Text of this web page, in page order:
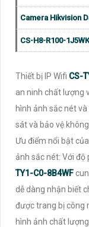
Camera Hikvision
CS-H8-R100-
Thiết bị IP Wifi CS-
an ninh chất lượng
hình ảnh sắc nét
sát và bảo vệ
Ưu điểm nổi bật
ảnh sắc nét: Với
TY1-C0-8B4WF
dễ dàng nhận biết
được trang bị công
hình ảnh chất